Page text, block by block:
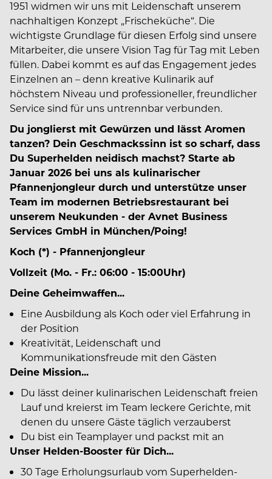
1951 widmen wir uns mit Leidenschaft unserem
nachhaltigen Konzept „Frischeküche“. Die
wichtigste Grundlage für diesen Erfolg sind unsere
Mitarbeiter, die unsere Vision Tag für Tag mit Leben
füllen. Dabei kommt es auf das Engagement jedes
Einzelnen an – denn kreative Kulinarik auf
höchstem Niveau und professioneller, freundlicher
Service sind für uns untrennbar verbunden.
Du jonglierst mit Gewürzen und lässt Aromen
tanzen? Dein Geschmackssinn ist so scharf, dass
Du Superhelden neidisch machst? Starte ab
Januar 2026 bei uns als kulinarischer
Pfannenjongleur durch und unterstütze unser
Team im modernen Betriebsrestaurant bei
unserem Neukunden - der Avnet Business
Services GmbH in München/Poing!
Koch (*) - Pfannenjongleur
Vollzeit (Mo. - Fr.: 06:00 - 15:00Uhr)
Deine Geheimwaffen...
Eine Ausbildung als Koch oder viel Erfahrung in
der Position
Kreativität, Leidenschaft und
Kommunikationsfreude mit den Gästen
Deine Mission...
Du lässt deiner kulinarischen Leidenschaft freien
Lauf und kreierst im Team leckere Gerichte, mit
denen du unsere Gäste täglich verzauberst
Du bist ein Teamplayer und packst mit an
Unser Helden-Booster für Dich...
30 Tage Erholungsurlaub vom Superhelden-